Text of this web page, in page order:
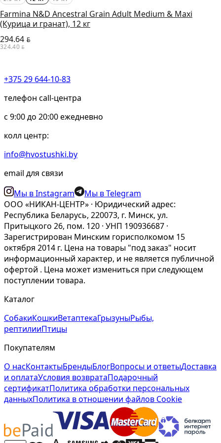
Farmina N&D Ancestral Grain Adult Medium & Maxi
(Курица и гранат), 12 кг
294.64 BYN
324.40 BYN
+375 29 644-10-83
телефон call-центра
c 9:00 до 20:00 ежедневно
колл центр:
info@hvostushki.by
email для связи
Мы в Instagram
Мы в Telegram
ООО «НИКАН-ЦЕНТР» · Юридический адрес:
Республика Беларусь, 220073, г. Минск, ул.
Притыцкого 26, пом. 120 · УНП 190936687 ·
Зарегистрирован Минским горисполкомом 15
октября 2014 г. Цена на товары "под заказ" носит
информационный характер, и не является публичной
офертой . Цена может измениться при следующем
поступлении товара.
Каталог
СобакиКошкиВетаптекаГрызуныРыбы,
рептилииПтицы
Покупателям
О насКонтактыБрендыБлогВопросы и ответыДоставка
и оплатаУсловия возвратаПодарочный
сертификатПолитика обработки персональных
данныхПолитика в отношении файлов Cookie